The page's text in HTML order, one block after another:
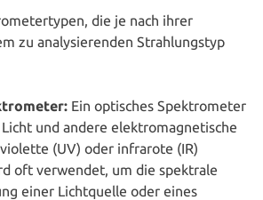
die je nach ihrer
zu ana­ly­sie­ren­den Strah­lungs­typ
Ein optisches Spek­tro­me­ter
und andere elek­tro­ma­gne­ti­sche
(UV) oder infrarote (IR)
oft verwendet, um die spektrale
einer Licht­quel­le oder eines